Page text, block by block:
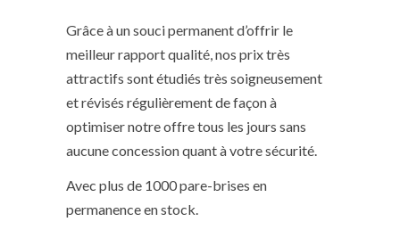
Grâce à un souci permanent d’offrir le
meilleur rapport qualité, nos prix très
attractifs sont étudiés très soigneusement
et révisés régulièrement de façon à
optimiser notre offre tous les jours sans
aucune concession quant à votre sécurité.
Avec plus de 1000 pare-brises en
permanence en stock.